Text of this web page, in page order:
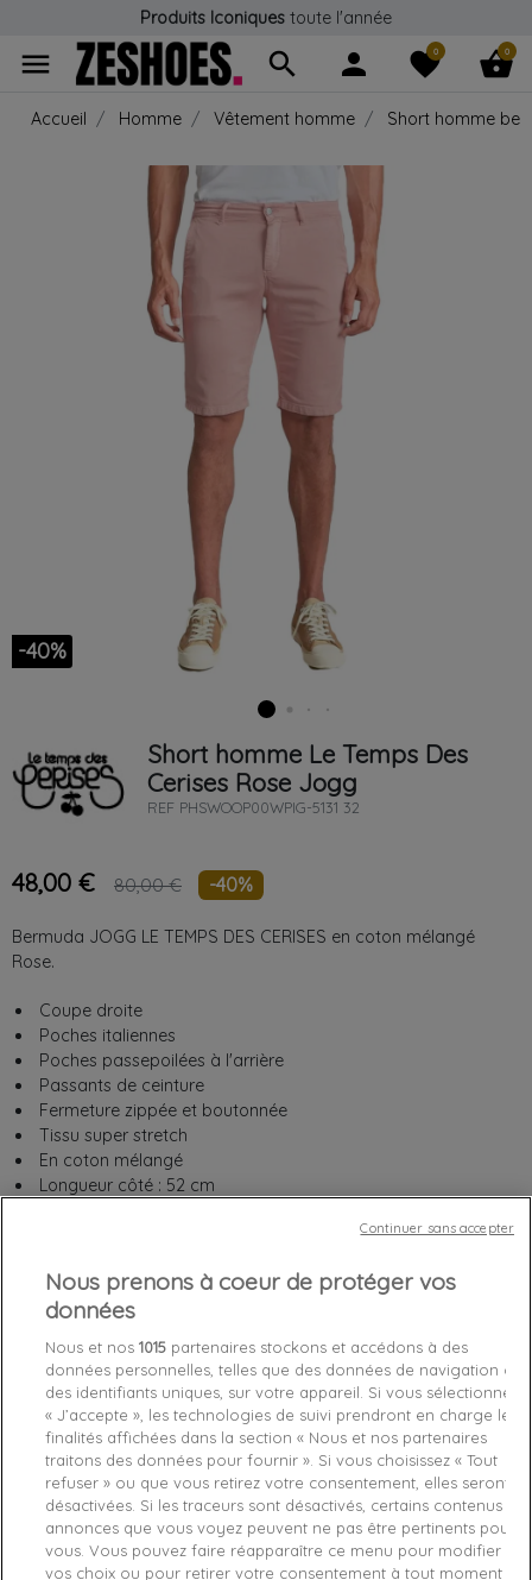
Produits Iconiques toute l'année
menu search person favorite
0 shopping_basket
0
Accueil Homme Vêtement homme Short homme
-40%
Short homme Le Temps Des
Cerises Rose Jogg
REF PHSWOOP00WPIG-5131 32
48,00 € 80,00 € -40%
Bermuda JOGG LE TEMPS DES CERISES en coton mélangé
Rose.
Coupe droite
Poches italiennes
Poches passepoilées à l'arrière
Passants de ceinture
Fermeture zippée et boutonnée
Tissu super stretch
En coton mélangé
Longueur côté : 52 cm
Taille :
28 30 31 32
Chez vousentre lemardi 11/08/26 et lemercredi 12/08/26
Derniers articles en stock
Nous prenons à coeur de protéger vos
données
Nous et nos1015 partenaires stockons et accédons à des
données personnelles, telles que des données de navigation ou
des identifiants uniques, sur votre appareil. Si vous sélectionnez
« J’accepte », les technologies de suivi prendront en charge les
finalités affichées dans la section « Nous et nos partenaires
traitons des données pour fournir ». Si vous choisissez « Tout
refuser » ou que vous retirez votre consentement, elles seront
désactivées. Si les traceurs sont désactivés, certains contenus et
annonces que vous voyez peuvent ne pas être pertinents pour
vous. Vous pouvez faire réapparaître ce menu pour modifier
vos choix ou pour retirer votre consentement à tout moment
Continuer sans accepter